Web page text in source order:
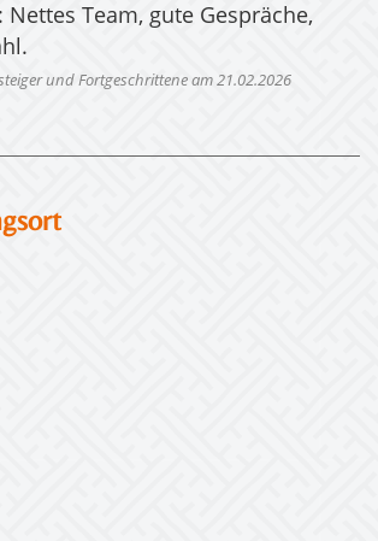
: Nettes Team, gute Gespräche,
und Fortgeschrittene am 21.02.2026